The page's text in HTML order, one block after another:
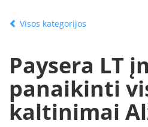
Visos kategorijos
Paysera LT
panaikinti
kaltinimai